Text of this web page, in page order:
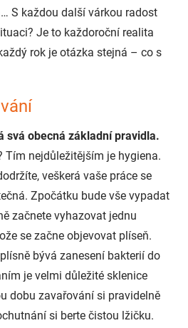
S každou další várkou radost
Je to každoroční realita
rok je otázka stejná – co s
svá obecná základní pravidla.
Tím nejdůležitějším je hygiena.
veškerá vaše práce se
Zpočátku bude vše vypadat
začnete vyhazovat jednu
se začne objevovat plíseň.
bývá zanesení bakterií do
je velmi důležité sklenice
dobu zavařování si pravidelně
si berte čistou lžičku.